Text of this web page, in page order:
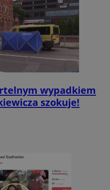
wypadkiem
szokuje!